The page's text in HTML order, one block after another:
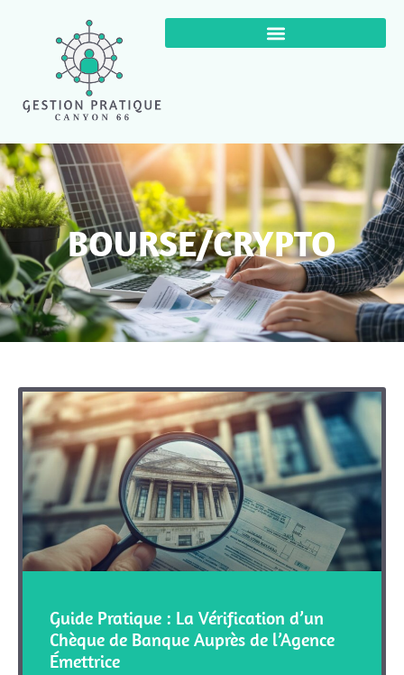
BOURSE/CRYPTO
Guide Pratique : La Vérification d’un
Chèque de Banque Auprès de l’Agence
Émettrice